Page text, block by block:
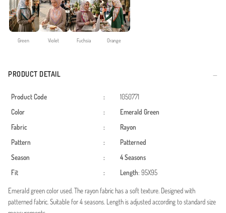
Green Violet Fuchsia Orange
PRODUCT DETAIL
Product Code :
1050771
Color
:
Emerald Green
Fabric
:
Rayon
Pattern
:
Patterned
Season
:
4 Seasons
Fit
: Length: 95X95
Emerald green color used. The rayon fabric has a soft texture. Designed with
patterned fabric. Suitable for 4 seasons. Length is adjusted according to standard size